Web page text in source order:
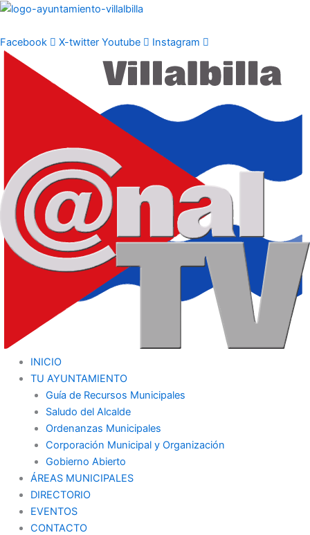
Ir
contenido
Facebook X-twitter Youtube Instagram
INICIO
TU AYUNTAMIENTO
Guía de Recursos Municipales
Saludo del Alcalde
Ordenanzas Municipales
Corporación Municipal y Organización
Gobierno Abierto
ÁREAS MUNICIPALES
DIRECTORIO
EVENTOS
CONTACTO